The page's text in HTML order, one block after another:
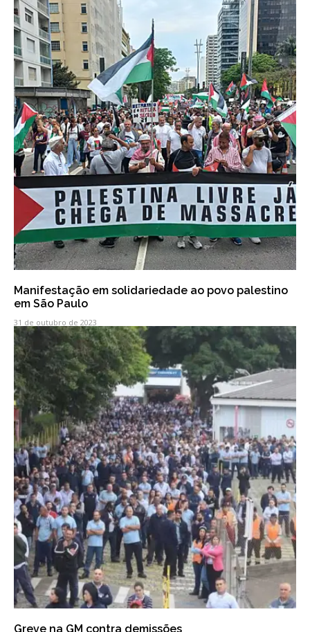
Manifestação em solidariedade ao povo palestino
em São Paulo
31 de outubro de 2023
Greve na GM contra demissões